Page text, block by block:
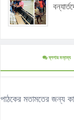
ব্লগার মন্তব্য
পাঠকের মতামতের জন্য